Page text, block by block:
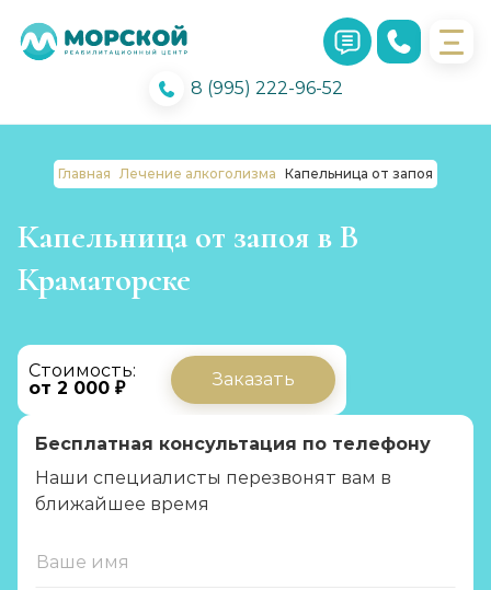
8 (995) 222-96-52
Главная Лечение алкоголизма Капельница от запоя
Капельница от запоя в В
Краматорске
Стоимость:
от 2 000 ₽
Заказать
Бесплатная консультация по телефону
Наши специалисты перезвонят вам в
ближайшее время